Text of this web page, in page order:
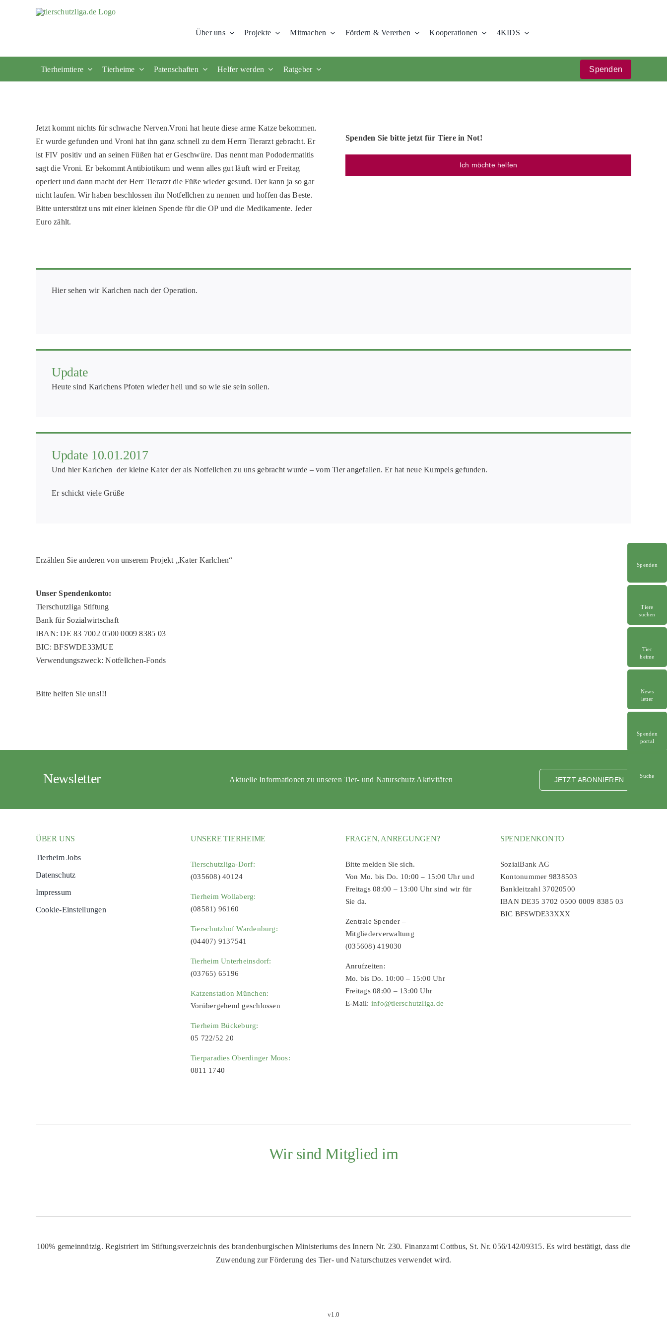
Über uns Projekte Mitmachen Fördern & Vererben Kooperationen 4KIDS
Tierheimtiere Tierheime Patenschaften Helfer werden Ratgeber Spenden
Spenden
Tiere
suchen
Tier
heime
News
letter
Spenden
portal
Suche
Jetzt kommt nichts für schwache Nerven.Vroni hat heute diese arme Katze bekommen.
Er wurde gefunden und Vroni hat ihn ganz schnell zu dem Herrn Tierarzt gebracht. Er
ist FIV positiv und an seinen Füßen hat er Geschwüre. Das nennt man Pododermatitis
sagt die Vroni. Er bekommt Antibiotikum und wenn alles gut läuft wird er Freitag
operiert und dann macht der Herr Tierarzt die Füße wieder gesund. Der kann ja so gar
nicht laufen. Wir haben beschlossen ihn Notfellchen zu nennen und hoffen das Beste.
Bitte unterstützt uns mit einer kleinen Spende für die OP und die Medikamente. Jeder
Euro zählt.
Spenden Sie bitte jetzt für Tiere in Not!
Ich möchte helfen
Hier sehen wir Karlchen nach der Operation.
Update
Heute sind Karlchens Pfoten wieder heil und so wie sie sein sollen.
Update 10.01.2017
Und hier Karlchen der kleine Kater der als Notfellchen zu uns gebracht wurde – vom Tier angefallen. Er hat neue Kumpels gefunden.
Er schickt viele Grüße
Erzählen Sie anderen von unserem Projekt „Kater Karlchen“
Unser Spendenkonto:
Tierschutzliga Stiftung
Bank für Sozialwirtschaft
IBAN: DE 83 7002 0500 0009 8385 03
BIC: BFSWDE33MUE
Verwendungszweck: Notfellchen-Fonds
Bitte helfen Sie uns!!!
Newsletter Aktuelle Informationen zu unseren Tier- und Naturschutz Aktivitäten JETZT ABONNIEREN
ÜBER UNS
Tierheim Jobs
Datenschutz
Impressum
Cookie-Einstellungen
UNSERE TIERHEIME
Tierschutzliga-Dorf:
(035608) 40124
Tierheim Wollaberg:
(08581) 96160
Tierschutzhof Wardenburg:
(04407) 9137541
Tierheim Unterheinsdorf:
(03765) 65196
Katzenstation München:
Vorübergehend geschlossen
Tierheim Bückeburg:
05 722/52 20
Tierparadies Oberdinger Moos:
0811 1740
FRAGEN, ANREGUNGEN?
Bitte melden Sie sich.
Von Mo. bis Do. 10:00 – 15:00 Uhr und
Freitags 08:00 – 13:00 Uhr sind wir für
Sie da.
Zentrale Spender –
Mitgliederverwaltung
(035608) 419030
Anrufzeiten:
Mo. bis Do. 10:00 – 15:00 Uhr
Freitags 08:00 – 13:00 Uhr
E-Mail: info@tierschutzliga.de
SPENDENKONTO
SozialBank AG
Kontonummer 9838503
Bankleitzahl 37020500
IBAN DE35 3702 0500 0009 8385 03
BIC BFSWDE33XXX
Wir sind Mitglied im
100% gemeinnützig. Registriert im Stiftungsverzeichnis des brandenburgischen Ministeriums des Innern Nr. 230. Finanzamt Cottbus, St. Nr. 056/142/09315. Es wird bestätigt, dass die
Zuwendung zur Förderung des Tier- und Naturschutzes verwendet wird.
v1.0